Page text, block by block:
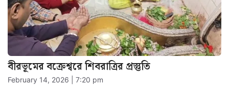
বীরভূমের বক্রেশ্বরে শিবরাত্রির প্রস্তুতি
February 14, 2026 | 7:20 pm